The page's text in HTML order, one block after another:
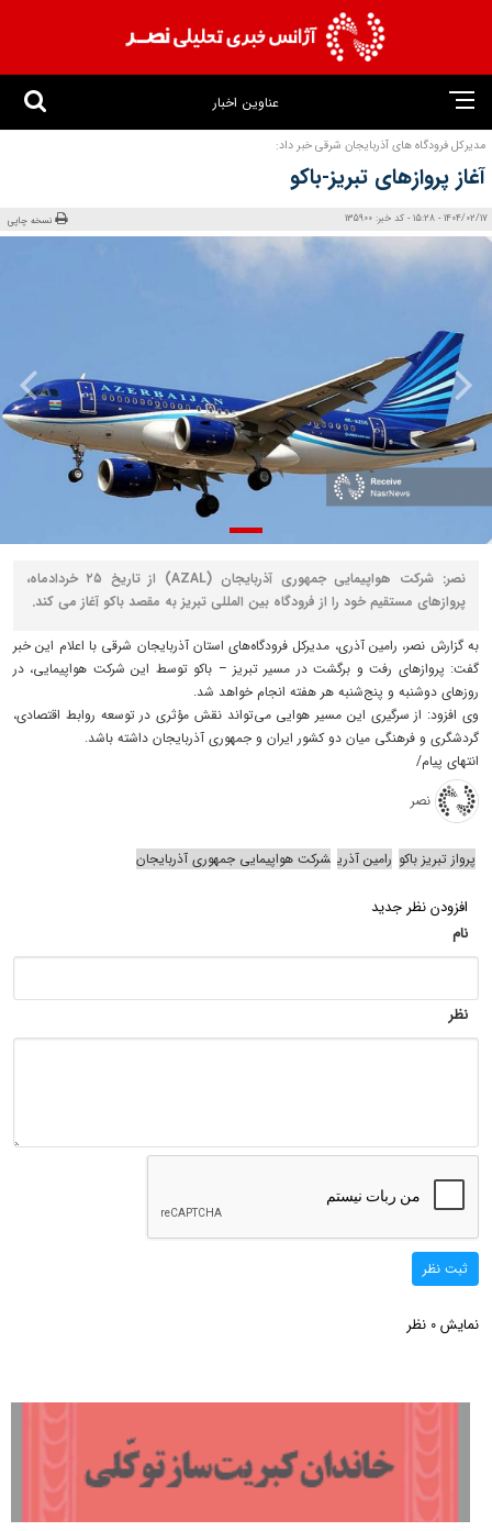
عناوین اخبار
مدیرکل فرودگاه‌ های آذربایجان شرقی خبر داد:
آغاز پروازهای تبریز-باکو
1404/02/17 - 15:28 - کد خبر: 135900 نسخه چاپی
نصر: شرکت هواپیمایی جمهوری آذربایجان (AZAL) از تاریخ ۲۵ خردادماه،
پروازهای مستقیم خود را از فرودگاه بین‌ المللی تبریز به مقصد باکو آغاز می‌ کند.
به گزارش نصر، رامین آذری، مدیرکل فرودگاه‌های استان آذربایجان شرقی با اعلام این خبر
گفت: پروازهای رفت و برگشت در مسیر تبریز – باکو توسط این شرکت هواپیمایی، در
روزهای دوشنبه و پنج‌شنبه هر هفته انجام خواهد شد.
وی افزود: از سرگیری این مسیر هوایی می‌تواند نقش مؤثری در توسعه روابط اقتصادی،
گردشگری و فرهنگی میان دو کشور ایران و جمهوری آذربایجان داشته باشد.
انتهای پیام/
نصر
پرواز تبریز باکو رامین آذری شرکت هواپیمایی جمهوری آذربایجان
افزودن نظر جدید
نام
نظر
ثبت نظر
نمایش 0 نظر